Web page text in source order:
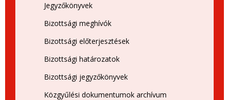
Jegyzőkönyvek
Bizottsági meghívók
Bizottsági előterjesztések
Bizottsági határozatok
Bizottsági jegyzőkönyvek
Közgyűlési dokumentumok archívum